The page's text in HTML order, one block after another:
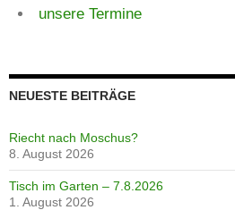
unsere Termine
NEUESTE BEITRÄGE
Riecht nach Moschus?
8. August 2026
Tisch im Garten – 7.8.2026
1. August 2026